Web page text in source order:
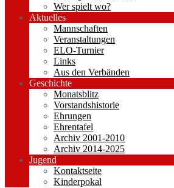
Wer spielt wo?
Aktuelles
Mannschaften
Veranstaltungen
ELO-Turnier
Links
Aus den Verbänden
Geschichte
Monatsblitz
Vorstandshistorie
Ehrungen
Ehrentafel
Archiv 2001-2010
Archiv 2014-2025
Jugend
Kontaktseite
Kinderpokal